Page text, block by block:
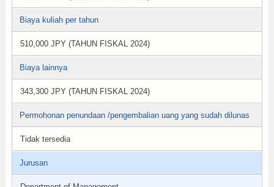
Biaya kuliah per tahun
510,000 JPY (TAHUN FISKAL 2024)
Biaya lainnya
343,300 JPY (TAHUN FISKAL 2024)
Permohonan penundaan /pengembalian uang yang sudah dilunas
Tidak tersedia
Jurusan